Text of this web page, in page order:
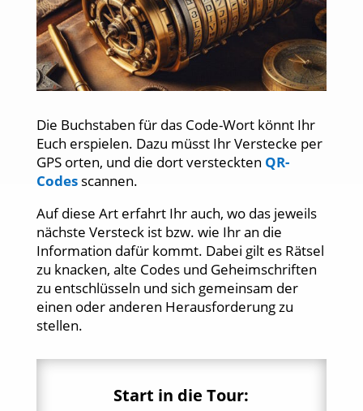
Die Buchstaben für das Code-Wort könnt Ihr
Euch erspielen. Dazu müsst Ihr Verstecke per
GPS orten, und die dort versteckten QR-
Codesscannen.
Auf diese Art erfahrt Ihr auch, wo das jeweils
nächste Versteck ist bzw. wie Ihr an die
Information dafür kommt. Dabei gilt es Rätsel
zu knacken, alte Codes und Geheimschriften
zu entschlüsseln und sich gemeinsam der
einen oder anderen Herausforderung zu
stellen.
Start in die Tour: